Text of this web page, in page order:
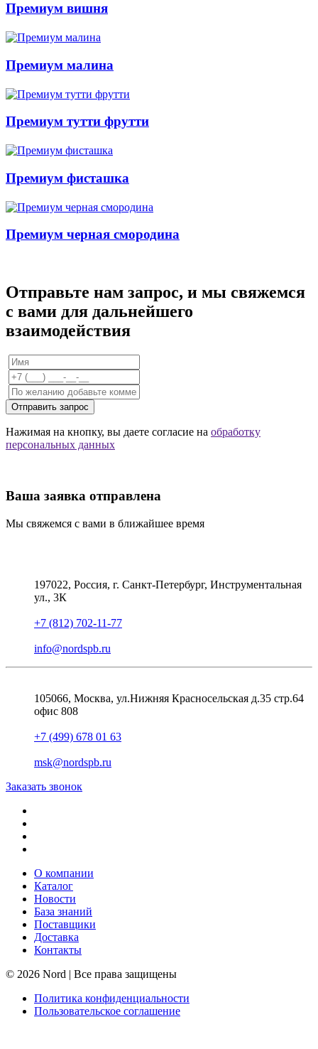
Премиум вишня
Премиум малина
Премиум тутти фрутти
Премиум фисташка
Премиум черная смородина
Отправьте нам запрос, и мы свяжемся
с вами для дальнейшего
взаимодействия
Отправить запрос
Нажимая на кнопку, вы даете согласие на обработку
персональных данных
Ваша заявка отправлена
Мы свяжемся с вами в ближайшее время
197022, Россия, г. Санкт-Петербург, Инструментальная
ул., 3К
+7 (812) 702-11-77
info@nordspb.ru
105066, Москва, ул.Нижняя Красносельская д.35 стр.64
офис 808
+7 (499) 678 01 63
msk@nordspb.ru
Заказать звонок
О компании
Каталог
Новости
База знаний
Поставщики
Доставка
Контакты
© 2026 Nord | Все права защищены
Политика конфиденциальности
Пользовательское соглашение